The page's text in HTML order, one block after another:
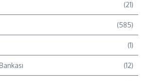
(21)
(585)
(1)
(12)